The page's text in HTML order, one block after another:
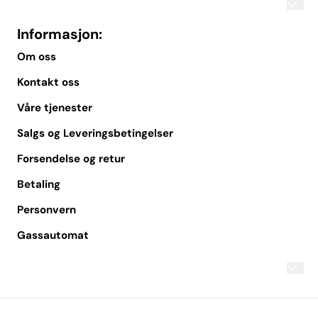
Informasjon:
Om oss
Kontakt oss
Våre tjenester
Salgs og Leveringsbetingelser
Forsendelse og retur
Betaling
Personvern
Gassautomat